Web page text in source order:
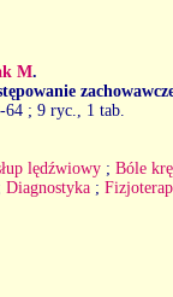
M.
64 ; 9 ryc., 1 tab.
lędźwiowy ; Bóle
Diagnostyka ;